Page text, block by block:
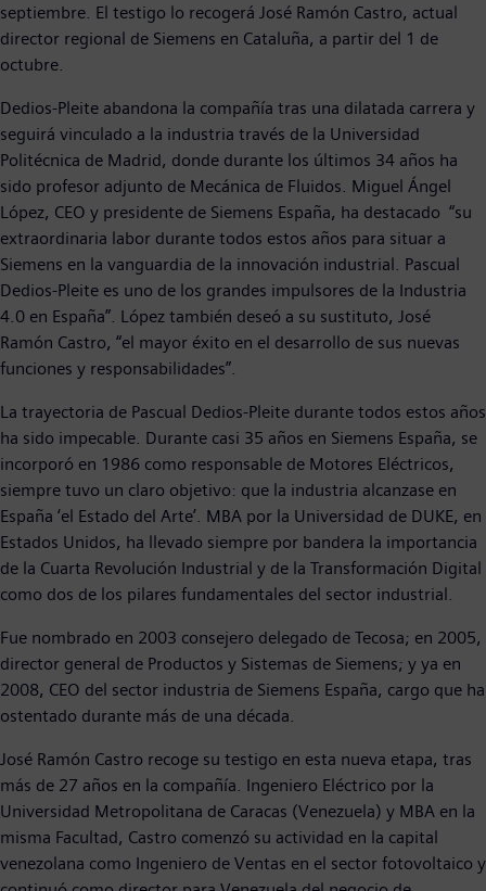
septiembre. El testigo lo recogerá José Ramón Castro, actual
director regional de Siemens en Cataluña, a partir del 1 de
octubre.
Dedios-Pleite abandona la compañía tras una dilatada carrera y
seguirá vinculado a la industria través de la Universidad
Politécnica de Madrid, donde durante los últimos 34 años ha
sido profesor adjunto de Mecánica de Fluidos. Miguel Ángel
López, CEO y presidente de Siemens España, ha destacado “su
extraordinaria labor durante todos estos años para situar a
Siemens en la vanguardia de la innovación industrial. Pascual
Dedios-Pleite es uno de los grandes impulsores de la Industria
4.0 en España”. López también deseó a su sustituto, José
Ramón Castro, “el mayor éxito en el desarrollo de sus nuevas
funciones y responsabilidades”.
La trayectoria de Pascual Dedios-Pleite durante todos estos años
ha sido impecable. Durante casi 35 años en Siemens España, se
incorporó en 1986 como responsable de Motores Eléctricos,
siempre tuvo un claro objetivo: que la industria alcanzase en
España ‘el Estado del Arte’. MBA por la Universidad de DUKE, en
Estados Unidos, ha llevado siempre por bandera la importancia
de la Cuarta Revolución Industrial y de la Transformación Digital
como dos de los pilares fundamentales del sector industrial.
Fue nombrado en 2003 consejero delegado de Tecosa; en 2005,
director general de Productos y Sistemas de Siemens; y ya en
2008, CEO del sector industria de Siemens España, cargo que ha
ostentado durante más de una década.
José Ramón Castro recoge su testigo en esta nueva etapa, tras
más de 27 años en la compañía. Ingeniero Eléctrico por la
Universidad Metropolitana de Caracas (Venezuela) y MBA en la
misma Facultad, Castro comenzó su actividad en la capital
venezolana como Ingeniero de Ventas en el sector fotovoltaico y